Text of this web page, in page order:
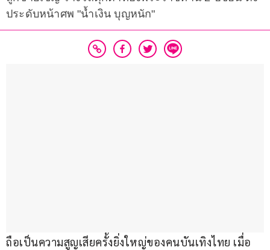
ประดับหน้าศพ "น้ำเงิน บุญหนัก"
ถือเป็นความสูญเสียครั้งยิ่งใหญ่ของคนบันเทิงไทย เมื่อ